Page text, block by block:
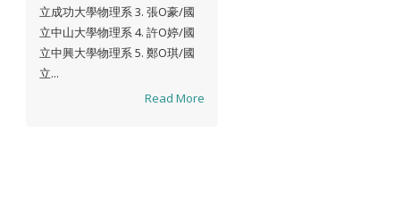
立成功大學物理系 3. 張O豪/國
立中山大學物理系 4. 許O婷/國
立中興大學物理系 5. 鄭O琪/國
立...
Read More